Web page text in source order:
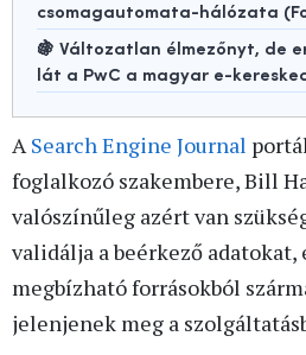
csomagautomata-hálózata
🍇 Változatlan élmezőnyt, de
lát a PwC a magyar e-
A Search Engine Journal
foglalkozó szakembere, Bill
valószínűleg azért van
validálja a beérkező adatokat,
megbízható forrásokból
jelenjenek meg a